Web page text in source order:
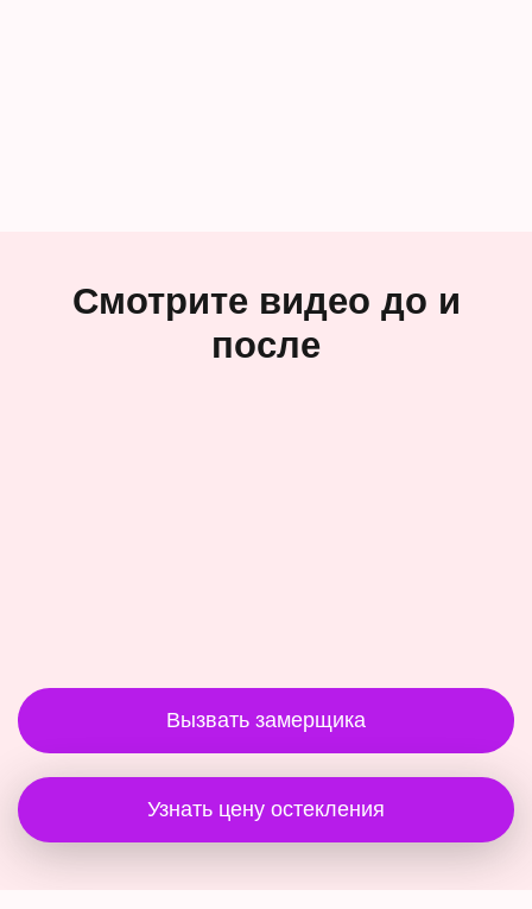
Смотрите видео до и
после
Вызвать замерщика
Узнать цену остекления